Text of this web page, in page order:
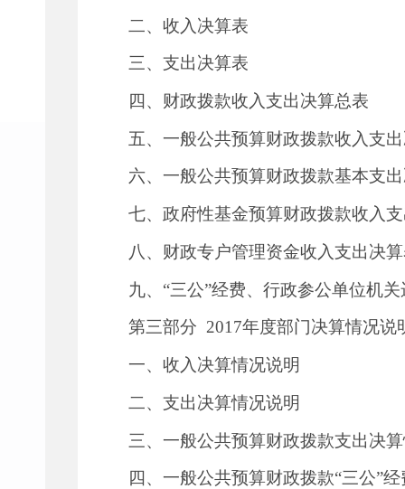
二、收入决算表
三、支出决算表
四、财政拨款收入支出决算总表
五、一般公共预算财政拨款收入支
六、一般公共预算财政拨款基本支
七、政府性基金预算财政拨款收入
八、财政专户管理资金收入支出决
九、 “三公”经费、行政参公单位机
第三部分 2017年度部门决算情况说
一、收入决算情况说明
二、支出决算情况说明
三、一般公共预算财政拨款支出决
四、一般公共预算财政拨款“三公”经